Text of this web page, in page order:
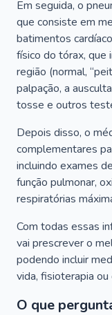
Em seguida, o
que consiste em
batimentos
físico do tórax, que
região (normal,
palpação, a
tosse e outros
Depois disso, o
complementares
incluindo exames
função pulmonar,
respiratórias
Com todas essas
vai prescrever o
podendo incluir
vida, fisioterapia ou
O que